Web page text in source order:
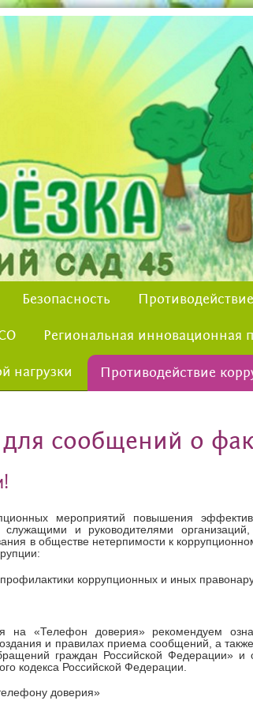
Безопасность
Региональная инновационная
нагрузки Противодействие
для сообщений о
мероприятий повышения
служащими и руководителями
в обществе нетерпимости к
коррупционных и иных
на «Телефон доверия» рекомендуем
и правилах приема сообщений, а
граждан Российской
кодекса Российской Федерации.
доверия»